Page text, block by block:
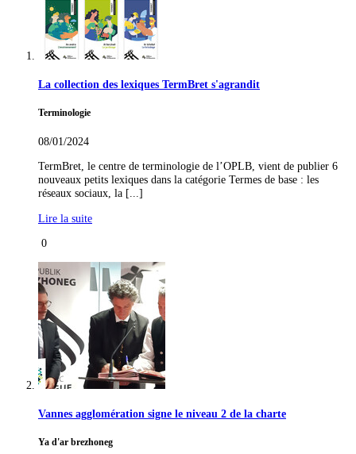
La collection des lexiques TermBret s'agrandit
Terminologie
08/01/2024
TermBret, le centre de terminologie de l’OPLB, vient de publier 6
nouveaux petits lexiques dans la catégorie Termes de base : les
réseaux sociaux, la [...]
Lire la suite
0
Vannes agglomération signe le niveau 2 de la charte
Ya d'ar brezhoneg